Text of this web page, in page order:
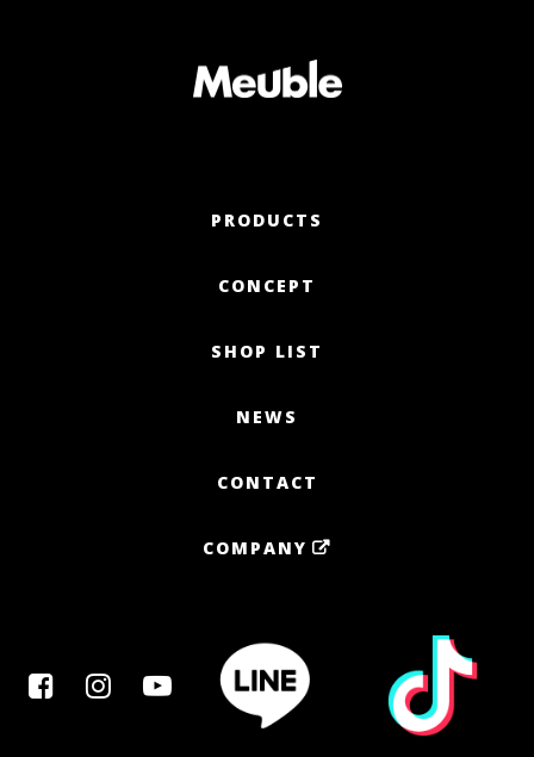
PRODUCTS
CONCEPT
SHOP LIST
NEWS
CONTACT
COMPANY